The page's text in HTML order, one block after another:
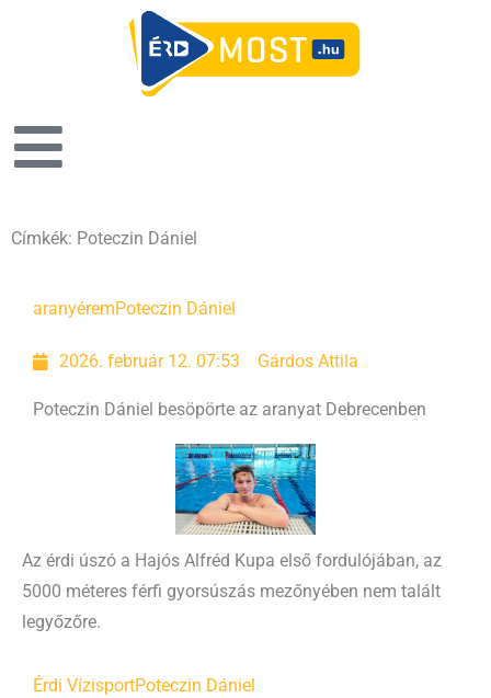
Címkék: Poteczin Dániel
aranyéremPoteczin Dániel
2026. február 12. 07:53 Gárdos Attila
Poteczin Dániel besöpörte az aranyat Debrecenben
Az érdi úszó a Hajós Alfréd Kupa első fordulójában, az
5000 méteres férfi gyorsúszás mezőnyében nem talált
legyőzőre.
Érdi VízisportPoteczin Dániel